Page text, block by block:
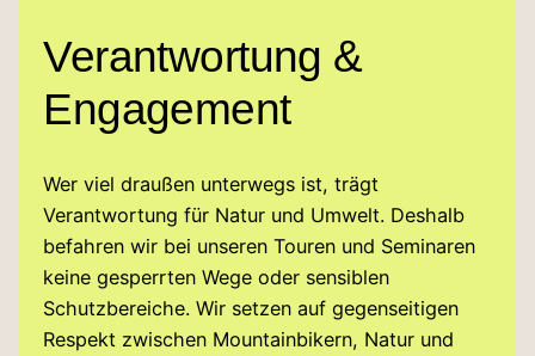
Verantwortung &
Engagement
Wer viel draußen unterwegs ist, trägt
Verantwortung für Natur und Umwelt. Deshalb
befahren wir bei unseren Touren und Seminaren
keine gesperrten Wege oder sensiblen
Schutzbereiche. Wir setzen auf gegenseitigen
Respekt zwischen Mountainbikern, Natur und